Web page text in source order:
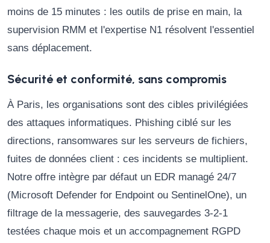
moins de 15 minutes : les outils de prise en main, la
supervision RMM et l'expertise N1 résolvent l'essentiel
sans déplacement.
Sécurité et conformité, sans compromis
À Paris, les organisations sont des cibles privilégiées
des attaques informatiques. Phishing ciblé sur les
directions, ransomwares sur les serveurs de fichiers,
fuites de données client : ces incidents se multiplient.
Notre offre intègre par défaut un EDR managé 24/7
(Microsoft Defender for Endpoint ou SentinelOne), un
filtrage de la messagerie, des sauvegardes 3-2-1
testées chaque mois et un accompagnement RGPD